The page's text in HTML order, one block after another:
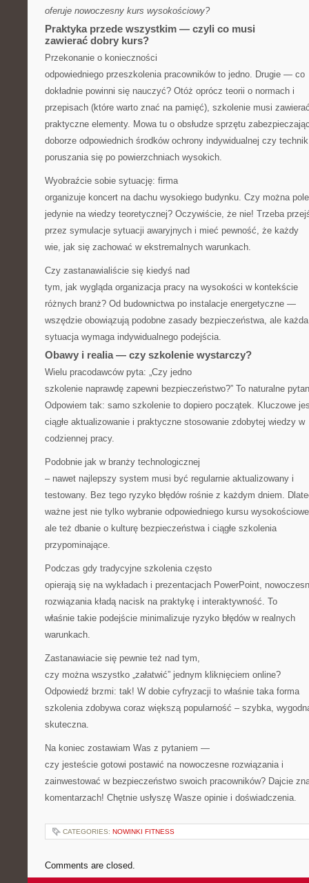
oferuje nowoczesny kurs wysokościowy?
Praktyka przede wszystkim — czyli co musi
zawierać dobry kurs?
Przekonanie o konieczności
odpowiedniego przeszkolenia pracowników to jedno. Drugie — co
dokładnie powinni się nauczyć? Otóż oprócz teorii o normach i
przepisach (które warto znać na pamięć), szkolenie musi
praktyczne elementy. Mowa tu o obsłudze sprzętu
doborze odpowiednich środków ochrony indywidualnej czy technik
poruszania się po powierzchniach wysokich.
Wyobraźcie sobie sytuację: firma
organizuje koncert na dachu wysokiego budynku. Czy można
jedynie na wiedzy teoretycznej? Oczywiście, że nie! Trzeba
przez symulacje sytuacji awaryjnych i mieć pewność, że każdy
wie, jak się zachować w ekstremalnych warunkach.
Czy zastanawialiście się kiedyś nad
tym, jak wygląda organizacja pracy na wysokości w kontekście
różnych branż? Od budownictwa po instalacje energetyczne —
wszędzie obowiązują podobne zasady bezpieczeństwa, ale każda
sytuacja wymaga indywidualnego podejścia.
Obawy i realia — czy szkolenie wystarczy?
Wielu pracodawców pyta: „Czy jedno
szkolenie naprawdę zapewni bezpieczeństwo?” To naturalne
Odpowiem tak: samo szkolenie to dopiero początek. Kluczowe
ciągłe aktualizowanie i praktyczne stosowanie zdobytej wiedzy w
codziennej pracy.
Podobnie jak w branży technologicznej
– nawet najlepszy system musi być regularnie aktualizowany i
testowany. Bez tego ryzyko błędów rośnie z każdym dniem.
ważne jest nie tylko wybranie odpowiedniego kursu
ale też dbanie o kulturę bezpieczeństwa i ciągłe szkolenia
przypominające.
Podczas gdy tradycyjne szkolenia często
opierają się na wykładach i prezentacjach PowerPoint,
rozwiązania kładą nacisk na praktykę i interaktywność. To
właśnie takie podejście minimalizuje ryzyko błędów w realnych
warunkach.
Zastanawiacie się pewnie też nad tym,
czy można wszystko „załatwić” jednym kliknięciem online?
Odpowiedź brzmi: tak! W dobie cyfryzacji to właśnie taka forma
szkolenia zdobywa coraz większą popularność – szybka,
skuteczna.
Na koniec zostawiam Was z pytaniem —
czy jesteście gotowi postawić na nowoczesne rozwiązania i
zainwestować w bezpieczeństwo swoich pracowników? Dajcie
komentarzach! Chętnie usłyszę Wasze opinie i doświadczenia.
CATEGORIES: NOWINKI FITNESS
Comments are closed.